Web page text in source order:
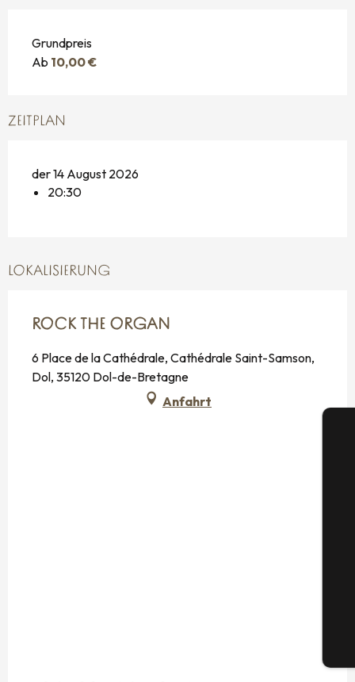
Grundpreis
Ab 10,00 €
ZEITPLAN
der 14 August 2026
20:30
LOKALISIERUNG
ROCK THE ORGAN
6 Place de la Cathédrale, Cathédrale Saint-Samson,
Dol, 35120 Dol-de-Bretagne
Anfahrt